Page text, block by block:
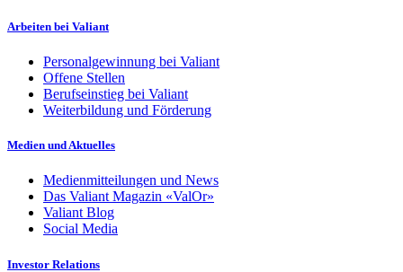
Arbeiten bei Valiant
Personalgewinnung bei Valiant
Offene Stellen
Berufseinstieg bei Valiant
Weiterbildung und Förderung
Medien und Aktuelles
Medienmitteilungen und News
Das Valiant Magazin «ValOr»
Valiant Blog
Social Media
Investor Relations